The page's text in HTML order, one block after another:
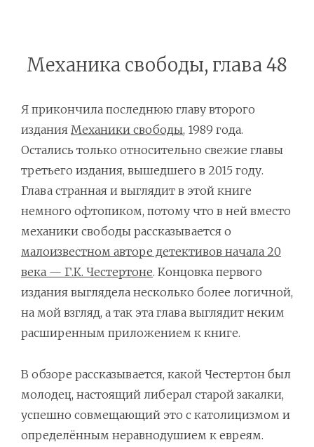
Механика свободы, глава 48
Я прикончила последнюю главу второго
издания Механики свободы, 1989 года.
Остались только относительно свежие главы
третьего издания, вышедшего в 2015 году.
Глава странная и выглядит в этой книге
немного офтопиком, потому что в ней вместо
механики свободы рассказывается о
малоизвестном авторе детективов начала 20
века — Г.К. Честертоне. Концовка первого
издания выглядела несколько более логичной,
на мой взгляд, а так эта глава выглядит неким
расширенным приложением к книге.
В обзоре рассказывается, какой Честертон был
молодец, настоящий либерал старой закалки,
успешно совмещающий это с католицизмом и
определённым неравнодушием к евреям.